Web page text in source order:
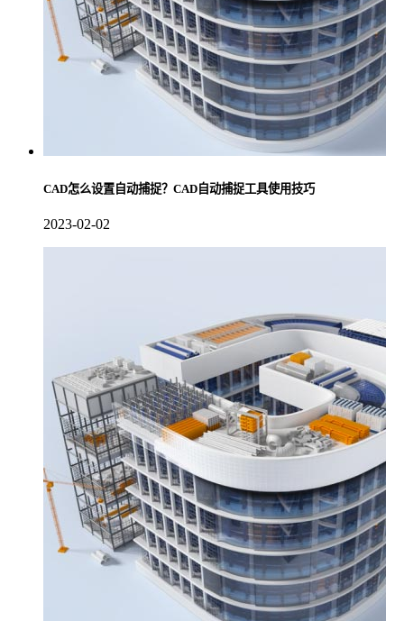
CAD怎么设置自动捕捉？CAD自动捕捉工具使用技巧
2023-02-02